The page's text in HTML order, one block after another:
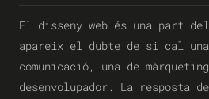
El disseny web és una part
apareix el dubte de si cal
comunicació, una de
desenvolupador. La resposta